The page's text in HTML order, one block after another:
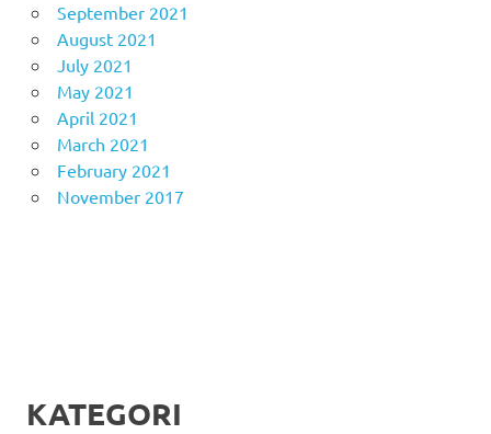
September 2021
August 2021
July 2021
May 2021
April 2021
March 2021
February 2021
November 2017
KATEGORI